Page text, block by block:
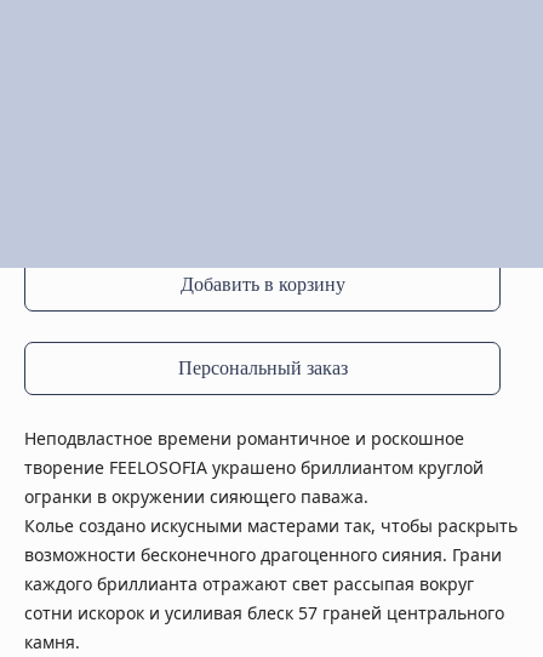
Добавить в корзину
Персональный заказ
Неподвластное времени романтичное и роскошное
творение FEELOSOFIA украшено бриллиантом круглой
огранки в окружении сияющего паважа.
Колье создано искусными мастерами так, чтобы раскрыть
возможности бесконечного драгоценного сияния. Грани
каждого бриллианта отражают свет рассыпая вокруг
сотни искорок и усиливая блеск 57 граней центрального
камня.